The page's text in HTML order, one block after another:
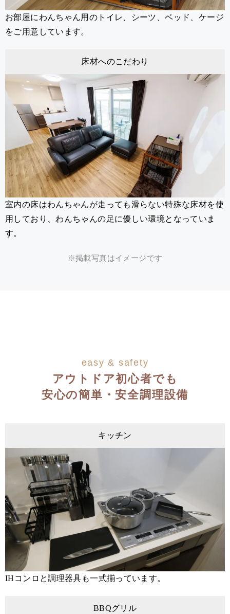
お部屋にわんちゃん用のトイレ、シーツ、ベッド、ケージ
をご用意しています。
床材へのこだわり
室内の床はわんちゃんが走っても滑らない特殊な床材を使
用しており、わんちゃんの足に優しい環境となっていま
す。
※掲載写真はイメージです
easy & safety
アウトドア初心者でも
安心の簡単・安全調理設備
キッチン
IHコンロと調理器具も一式揃っています。
BBQグリル